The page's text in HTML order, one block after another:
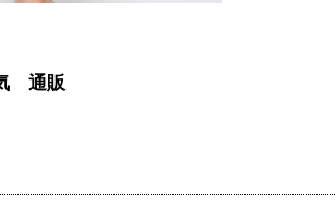
通販